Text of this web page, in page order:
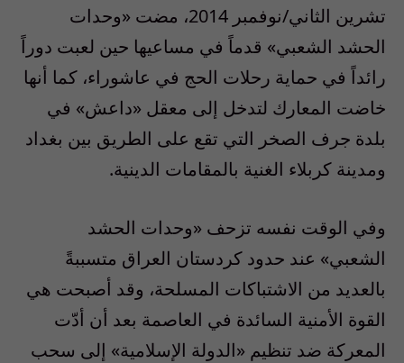
تشرين الثاني/نوفمبر 2014، مضت «وحدات
الحشد الشعبي» قدماً في مساعيها حين لعبت دوراً
رائداً في حماية رحلات الحج في عاشوراء، كما أنها
خاضت المعارك لتدخل إلى معقل «داعش» في
بلدة جرف الصخر التي تقع على الطريق بين بغداد
ومدينة كربلاء الغنية بالمقامات الدينية.
وفي الوقت نفسه تزحف «وحدات الحشد
الشعبي» عند حدود كردستان العراق متسببةً
بالعديد من الاشتباكات المسلحة، وقد أصبحت هي
القوة الأمنية السائدة في العاصمة بعد أن أدّت
المعركة ضد تنظيم «الدولة الإسلامية» إلى سحب